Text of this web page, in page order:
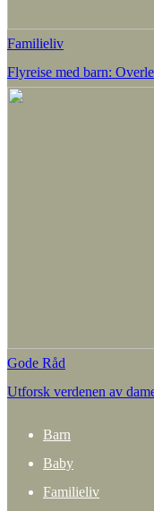
Familieliv
Flyreise med barn:
Gode Råd
Utforsk verdenen av
Barn
Baby
Familieliv